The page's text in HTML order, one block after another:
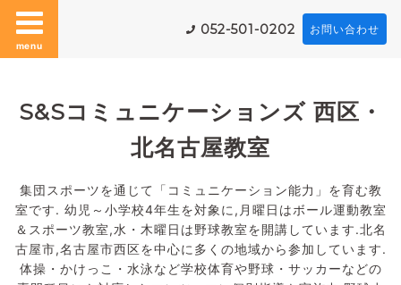
menu
052-501-0202 お問い合わせ
S&Sコミュニケーションズ 西区・
北名古屋教室
集団スポーツを通じて「コミュニケーション能力」を育む教
室です. 幼児～小学校4年生を対象に,月曜日はボール運動教室
＆スポーツ教室,水・木曜日は野球教室を開講しています.北名
古屋市,名古屋市西区を中心に多くの地域から参加しています.
体操・かけっこ・水泳など学校体育や野球・サッカーなどの